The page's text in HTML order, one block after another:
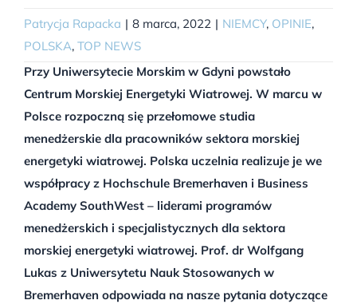
Patrycja Rapacka | 8 marca, 2022 | NIEMCY, OPINIE,
POLSKA, TOP NEWS
Przy Uniwersytecie Morskim w Gdyni powstało
Centrum Morskiej Energetyki Wiatrowej. W marcu w
Polsce rozpoczną się przełomowe studia
menedżerskie dla pracowników sektora morskiej
energetyki wiatrowej. Polska uczelnia realizuje je we
współpracy z Hochschule Bremerhaven i Business
Academy SouthWest – liderami programów
menedżerskich i specjalistycznych dla sektora
morskiej energetyki wiatrowej. Prof. dr Wolfgang
Lukas z Uniwersytetu Nauk Stosowanych w
Bremerhaven odpowiada na nasze pytania dotyczące